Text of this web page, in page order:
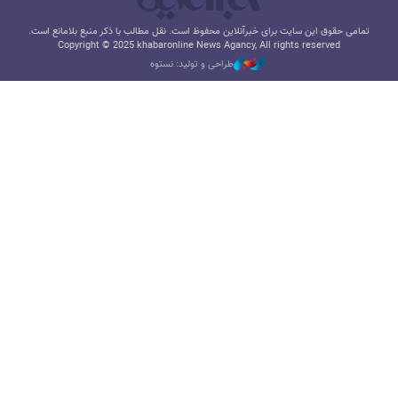
تمامی حقوق این سایت برای خبرآنلاین محفوظ است. نقل مطالب با ذکر منبع بلامانع است.
Copyright © 2025 khabaronline News Agancy, All rights reserved
طراحی و تولید: نستوه